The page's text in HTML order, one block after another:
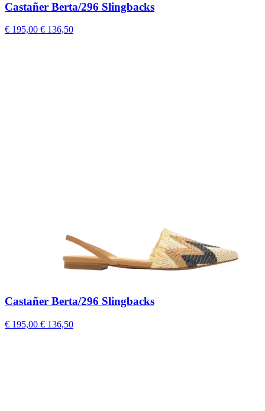
Castañer Berta/296 Slingbacks
€ 195,00 € 136,50
Castañer Berta/296 Slingbacks
€ 195,00 € 136,50